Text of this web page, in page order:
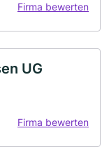
Firma bewerten
UG
Firma bewerten